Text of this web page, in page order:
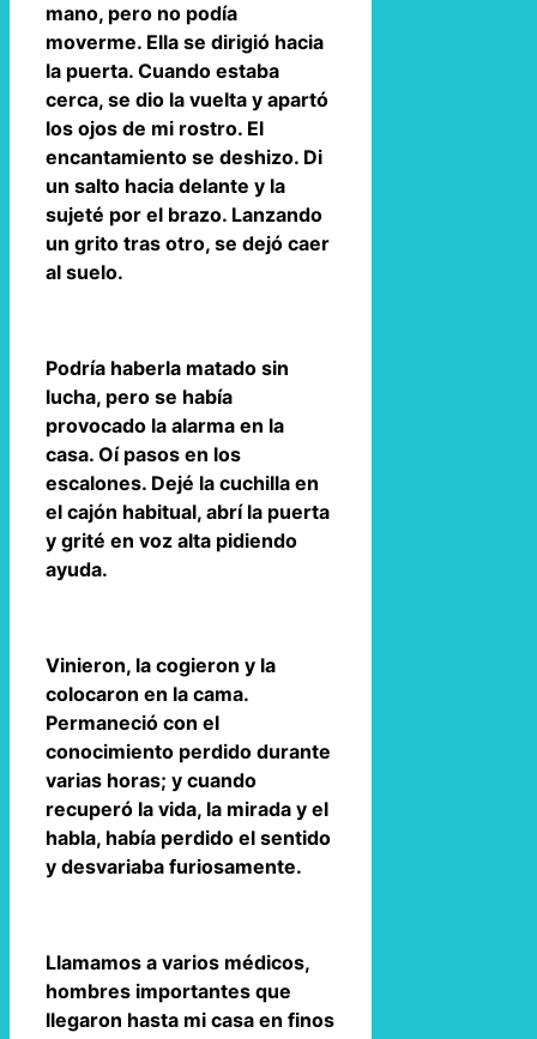
mano, pero no podía
moverme. Ella se dirigió hacia
la puerta. Cuando estaba
cerca, se dio la vuelta y apartó
los ojos de mi rostro. El
encantamiento se deshizo. Di
un salto hacia delante y la
sujeté por el brazo. Lanzando
un grito tras otro, se dejó caer
al suelo.
Podría haberla matado sin
lucha, pero se había
provocado la alarma en la
casa. Oí pasos en los
escalones. Dejé la cuchilla en
el cajón habitual, abrí la puerta
y grité en voz alta pidiendo
ayuda.
Vinieron, la cogieron y la
colocaron en la cama.
Permaneció con el
conocimiento perdido durante
varias horas; y cuando
recuperó la vida, la mirada y el
habla, había perdido el sentido
y desvariaba furiosamente.
Llamamos a varios médicos,
hombres importantes que
llegaron hasta mi casa en finos